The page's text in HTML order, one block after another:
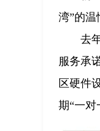
湾”的温
去
服务承
区硬件
期“一